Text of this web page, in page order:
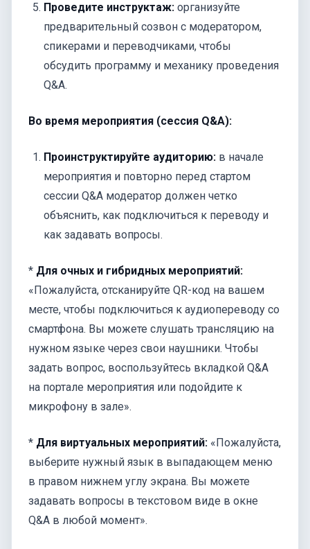
Проведите инструктаж: организуйте
предварительный созвон с модератором,
спикерами и переводчиками, чтобы
обсудить программу и механику проведения
Q&A.
Во время мероприятия (сессия Q&A):
Проинструктируйте аудиторию: в начале
мероприятия и повторно перед стартом
сессии Q&A модератор должен четко
объяснить, как подключиться к переводу и
как задавать вопросы.
* Для очных и гибридных мероприятий:
«Пожалуйста, отсканируйте QR-код на вашем
месте, чтобы подключиться к аудиопереводу со
смартфона. Вы можете слушать трансляцию на
нужном языке через свои наушники. Чтобы
задать вопрос, воспользуйтесь вкладкой Q&A
на портале мероприятия или подойдите к
микрофону в зале».
* Для виртуальных мероприятий: «Пожалуйста,
выберите нужный язык в выпадающем меню
в правом нижнем углу экрана. Вы можете
задавать вопросы в текстовом виде в окне
Q&A в любой момент».